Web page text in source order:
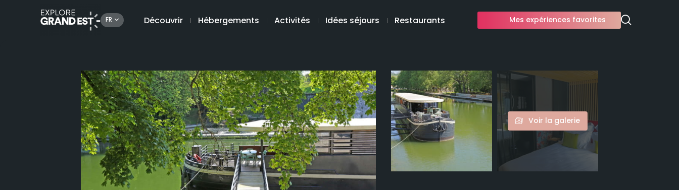
FR Découvrir Hébergements Activités Idées séjours Restaurants Mes expériences favorites
Voir la galerie